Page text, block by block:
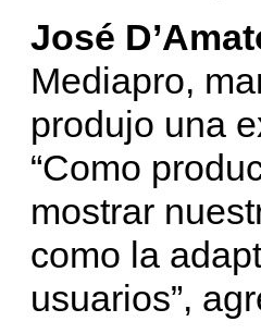
José
Mediapro,
produjo una
“Como
mostrar
como la
usuarios”,